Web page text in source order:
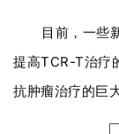
目前，一些
提高TCR-T治疗
抗肿瘤治疗的巨